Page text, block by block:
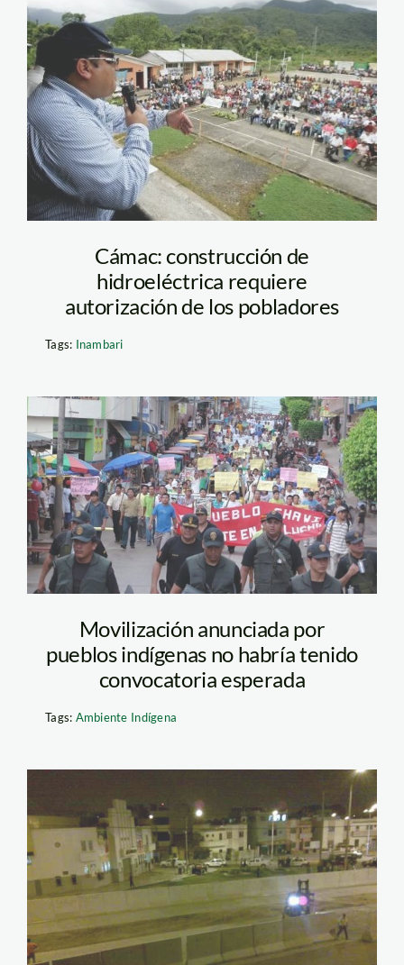
camac_san_gaban
Cámac: construcción de
hidroeléctrica requiere
autorización de los pobladores
Tags: Inambari
yurimaguas_cepes
Movilización anunciada por
pueblos indígenas no habría tenido
convocatoria esperada
Tags: Ambiente Indígena